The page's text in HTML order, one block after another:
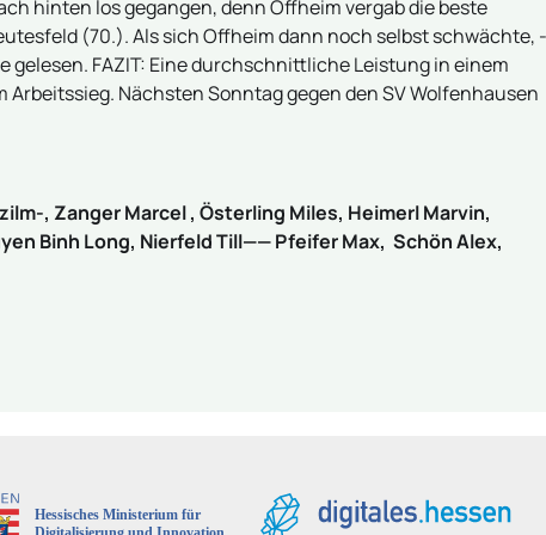
hinten los gegangen, denn Offheim vergab die beste
(70.). Als sich Offheim dann noch selbst schwächte, -
gelesen. FAZIT: Eine durchschnittliche Leistung in einem
Nächsten Sonntag gegen den SV Wolfenhausen
, Zanger Marcel , Österling Miles, Heimerl Marvin,
Binh Long, Nierfeld Till—— Pfeifer Max, Schön Alex,